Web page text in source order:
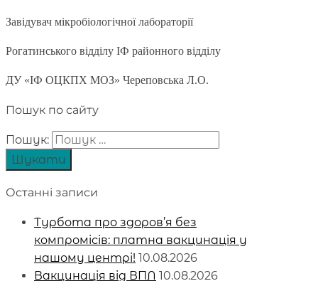
Завідувач мікробіологічної лабораторії
Рогатинського відділу ІФ районного відділу
ДУ «ІФ ОЦКПХ МОЗ» Череповська Л.О.
Пошук по сайту
Пошук:
Останні записи
Турбота про здоров’я без
компромісів: платна вакцинація у
нашому центрі! 10.08.2026
Вакцинація від ВПЛ 10.08.2026